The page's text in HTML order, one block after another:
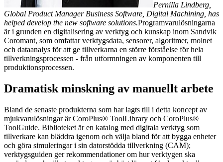
Pernilla Lindberg,
Global Product Manager Business Software, Digital Machining, has
helped develop the new software solutions.Programvarulösningarna
är i grunden en digitalisering av verktyg och kunskap inom Sandvik
Coromant, som omfattar verktygsdata, sensorer, algoritmer, molnet
och dataanalys för att ge tillverkarna en större förståelse för hela
tillverkningsprocessen - från utformningen av komponenten till
produktionsprocessen.
Dramatisk minskning av manuellt arbete
Bland de senaste produkterna som har lagts till i detta koncept av
mjukvarulösningar är CoroPlus® ToolLibrary och CoroPlus®
ToolGuide. Biblioteket är en katalog med digitala verktyg som
tillverkare kan bläddra igenom och välja bland för att bygga enheter
och göra simuleringar i sin datorstödda tillverkning (CAM);
verktygsguiden ger rekommendationer om hur verktygen ska